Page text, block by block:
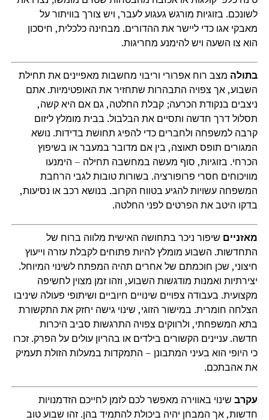
לשונכם. בזוגיות מורגש געגוע לעבר, ויש צורך בוויתור על
מאבקי אגו כדי ליישר את ההדורים. מבחינה כלכלית, חיסכון
הוא צו השעה ויש להימנע מחריגות.
בתולה מצב רוח אפרורי וריבוי מחשבות מאפיינים את תחילת
השבוע, אך צפויה התבהרות שתחזיר את האופטימיות. אתם
ניצבים בנקודת הכרעה; קבלת החלטה, גם אם היא קשה,
תסלול דרך חדשה ותסיים את הבלבול. בבית מומלץ ליזום
קרבה למשפחה ולחברים כדי להפיג תחושת בדידות. נושא
המגורים תופס תאוצה, בין אם מדובר במעבר או בשיפוץ
הכרחי. בזוגיות, סוף מעשה במחשבה תחילה – הימנעו
מוויכוחים חסרי פרופורציה. בשורות טובות לגבי הרחבת
המשפחה עשויות להגיע בטווח הקרוב. בנושא רכב או נסיעות,
בדקו היטב את הפרטים לפני החלטה.
מאזניים שיפור ניכר בתחושה האישית מלווה ברוח של
התחדשות. השבוע מומלץ להיות פתוחים לקבלת עזרה וייעוץ
חיצוני, שכן חוכמתם של אחרים תהיה המפתח לשינוי המיוחל.
יצירתיות ואמנות מודגשות השבוע, וזהו זמן מצוין לחשיפה
מקצועית. בעבודה צפויים שינויים חיוביים ושיתופי פעולה שיניבו
הצלחה חומרית. במישור הזוגי, שינוי גישה יחזק את התקשורת
בתא המשפחתי, ולרווקים צפויה התרגשות סביב היכרות
חדשה. עניינים הקשורים בילדים או בהריון עולים על הפרק. זכרו
כי היופי הוא בעיני המתבונן – התמקדות במעלות הזולת תעמיק
את אהבתכם.
עקרבשינוי באווירה מאפשר לכם לזמן לחייכם הזדמנויות
חדשות, אך המבחן יהיה ביכולת להתמיד בהן. זהו שבוע טוב